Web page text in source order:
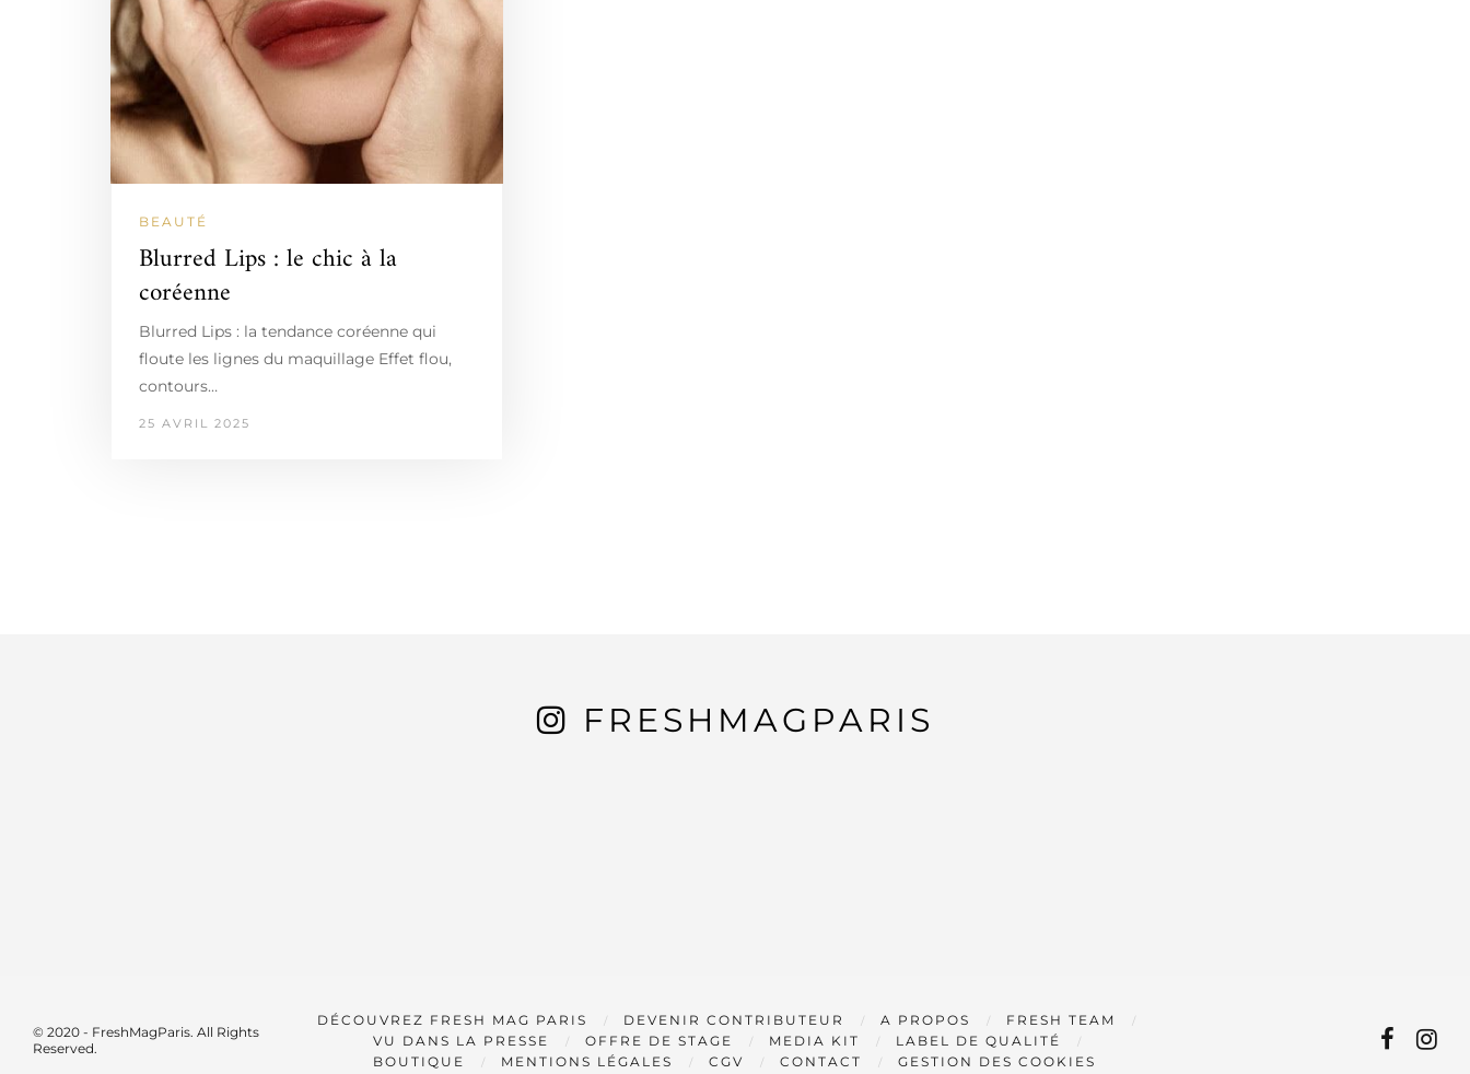
BEAUTÉ
Blurred Lips : le chic à la
coréenne
Blurred Lips : la tendance coréenne qui
floute les lignes du maquillage Effet flou,
contours…
25 AVRIL 2025
FRESHMAGPARIS
© 2020 - FreshMagParis. All Rights
Reserved.
DÉCOUVREZ FRESH MAG PARIS DEVENIR CONTRIBUTEUR A PROPOS
FRESH TEAM
VU DANS LA PRESSE
OFFRE DE STAGE MEDIA KIT
LABEL DE QUALITÉ
BOUTIQUE
MENTIONS LÉGALES CGV CONTACT GESTION DES COOKIES